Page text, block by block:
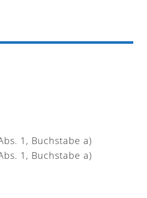
und Sicherheit,
Rahmen für die
1, Buchstabe a)
1, Buchstabe a)